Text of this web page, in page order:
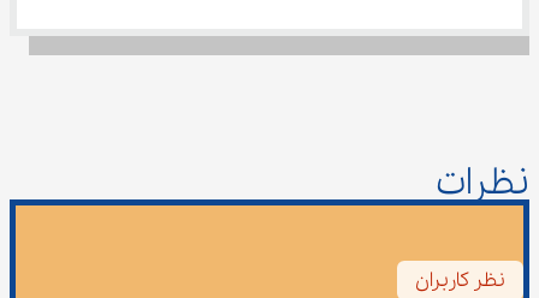
نظرات
نظر کاربران